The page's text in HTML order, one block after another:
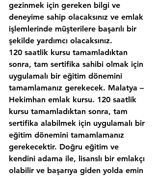
gezinmek için gereken bilgi ve
deneyime sahip olacaksınız ve emlak
işlemlerinde müşterilere başarılı bir
şekilde yardımcı olacaksınız.
120 saatlik kursu tamamladıktan
sonra, tam sertifika sahibi olmak için
uygulamalı bir eğitim dönemini
tamamlamanız gerekecek. Malatya –
Hekimhan emlak kursu. 120 saatlik
kursu tamamladıktan sonra, tam
sertifika alabilmek için uygulamalı bir
eğitim dönemini tamamlamanız
gerekecektir. Doğru eğitim ve
kendini adama ile, lisanslı bir emlakçı
olabilir ve başarıya giden yolda emin